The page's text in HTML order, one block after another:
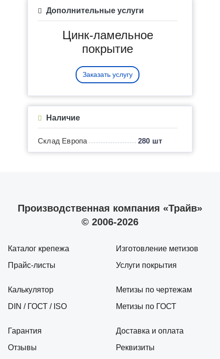
Дополнительные услуги
Цинк-ламельное
покрытие
Заказать услугу
Наличие
Склад Европа 280 шт
Производственная компания «Трайв»
© 2006-2026
Каталог крепежа
Прайс-листы
Калькулятор
DIN / ГОСТ / ISO
Гарантия
Отзывы
Изготовление метизов
Услуги покрытия
Метизы по чертежам
Метизы по ГОСТ
Доставка и оплата
Реквизиты